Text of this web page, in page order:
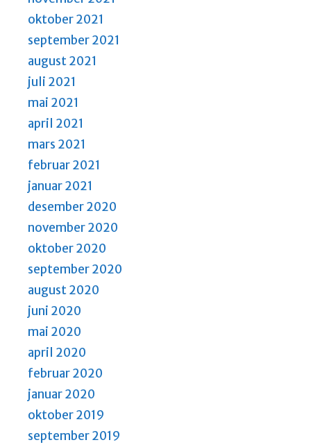
oktober 2021
september 2021
august 2021
juli 2021
mai 2021
april 2021
mars 2021
februar 2021
januar 2021
desember 2020
november 2020
oktober 2020
september 2020
august 2020
juni 2020
mai 2020
april 2020
februar 2020
januar 2020
oktober 2019
september 2019